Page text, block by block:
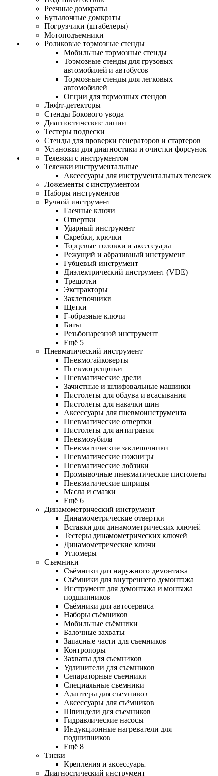
Реечные домкраты
Бутылочные домкраты
Погрузчики (штабелеры)
Мотоподъемники
Роликовые тормозные стенды
Мобильные тормозные стенды
Тормозные стенды для грузовых
автомобилей и автобусов
Тормозные стенды для легковых
автомобилей
Опции для тормозных стендов
Люфт-детекторы
Стенды Бокового увода
Диагностические линии
Тестеры подвески
Стенды для проверки генераторов и стартеров
Установки для диагностики и очистки форсунок
Тележки с инструментом
Тележки инструментальные
Аксессуары для инструментальных тележек
Ложементы с инструментом
Наборы инструментов
Ручной инструмент
Гаечные ключи
Отвертки
Ударный инструмент
Скребки, крючки
Торцевые головки и аксессуары
Режущий и абразивный инструмент
Губцевый инструмент
Диэлектрический инструмент (VDE)
Трещотки
Экстракторы
Заклепочники
Щетки
Г-образные ключи
Биты
Резьбонарезной инструмент
Ещё 5
Пневматический инструмент
Пневмогайковерты
Пневмотрещотки
Пневматические дрели
Зачистные и шлифовальные машинки
Пистолеты для обдува и всасывания
Пистолеты для накачки шин
Аксессуары для пневмоинструмента
Пневматические отвертки
Пистолеты для антигравия
Пневмозубила
Пневматические заклепочники
Пневматические ножницы
Пневматические лобзики
Промывочные пневматические пистолеты
Пневматические шприцы
Масла и смазки
Ещё 6
Динамометрический инструмент
Динамометрические отвертки
Вставки для динамометрических ключей
Тестеры динамометрических ключей
Динамометрические ключи
Угломеры
Съемники
Съёмники для наружного демонтажа
Съёмники для внутреннего демонтажа
Инструмент для демонтажа и монтажа
подшипников
Съёмники для автосервиса
Наборы съёмников
Мобильные съёмники
Балочные захваты
Запасные части для съемников
Контропоры
Захваты для съемников
Удлинители для съемников
Сепараторные съемники
Специальные съемники
Адаптеры для съемников
Аксессуары для съёмников
Шпиндели для съемников
Гидравлические насосы
Индукционные нагреватели для
подшипников
Ещё 8
Тиски
Крепления и аксессуары
Диагностический инструмент